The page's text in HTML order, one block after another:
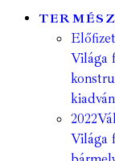
Világa
2022
Világa